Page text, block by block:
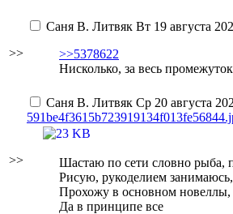
>>
Саня В. Литвяк Вт 19 августа
>>5378622
Нисколько, за весь
>>
Саня В. Литвяк Ср 20 августа
Шастаю по сети словно рыба,
Рисую, рукоделием
Прохожу в основном новеллы,
Да в принципе все